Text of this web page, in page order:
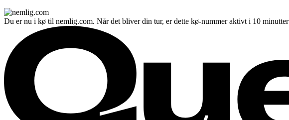
Du er nu i kø til nemlig.com. Når det bliver din tur, er dette kø-nummer aktivt i 10 minutter